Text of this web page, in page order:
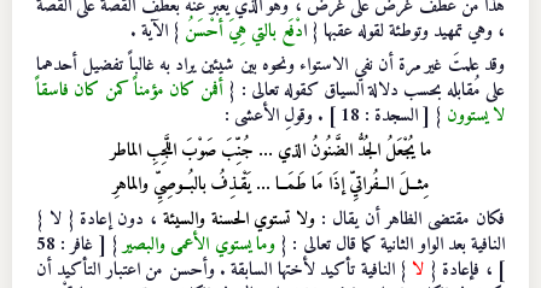
، وهي تمهيد وتوطئة لقوله عقبها { ادْفَع بالتي هِيَ أحْسَنُ } الآية .
وقد علمتَ غير مرة أن نفي الاستواء ونحوه بين شيئين يراد به غالباً تفضيل أحدهما
على مُقابله بحسب دلالة السياق كقوله تعالى : { أفمن كان مؤمناً كمن كان فاسقاً
لا يستوون } [ السجدة : 18 ] . وقولِ الأعشى :
ما يُجْعَلُ الجُدُّ الضَّنُونُ الذي … جُنِّبَ صَوْبَ اللَّجِبِ الماطر
مِثــلَ الــفُراتيِّ إذَا مَا طَمَــا … يَقْـذِفُ بالبُــوصِيِّ والماهرِ
فكان مقتضى الظاهر أن يقال : ولا تستوي الحسنة والسيئة ، دون إعادة { لا }
النافية بعد الواو الثانية كما قال تعالى : {وما يستوي الأعمى والبصير } [ غافر : 58
] ، فإعادة { لا } النافية تأكيد لأختها السابقة . وأحسن من اعتبار التأكيد أن